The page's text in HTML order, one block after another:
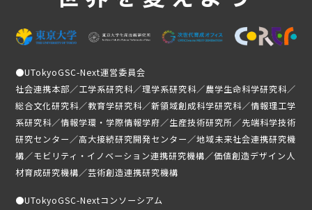
実績と成果
活動レポート
メンバー紹介
ニュース
募集要項
受講生専用ページ
●UTokyoGSC-Next運営委員会
社会連携本部／工学系研究科／理学系研究科／農学生命科学研究科／
総合文化研究科／教育学研究科／新領域創成科学研究科／情報理工学
系研究科／情報学環・学際情報学府／生産技術研究所／先端科学技術
研究センター／高大接続研究開発センター／地域未来社会連携研究機
構／モビリティ・イノベーション連携研究機構／価値創造デザイン人
材育成研究機構／芸術創造連携研究機構
●UTokyoGSC-Nextコンソーシアム